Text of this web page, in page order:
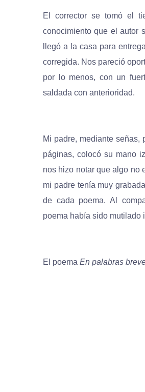
El corrector se tomó el
conocimiento que el autor
llegó a la casa para
corregida. Nos pareció
por lo menos, con un
saldada con anterioridad.
Mi padre, mediante señas,
páginas, colocó su mano
nos hizo notar que algo no
mi padre tenía muy
de cada poema. Al
poema había sido mutilado
El poema En palabras